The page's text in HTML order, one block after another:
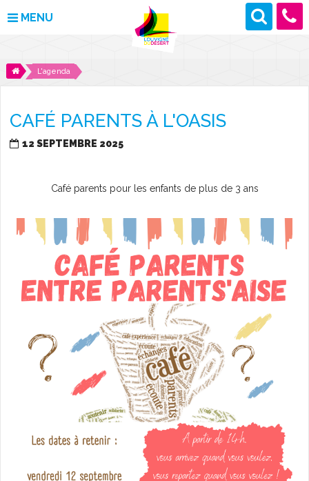
MENU
MAIRIE
DÉCOUVRIR LOUVIGNÉ
ENFANCE ET JEUNESSE
DES PROJETS POUR DEMAIN
CONTACT
ACTUALITÉS
L'AGENDA
L'agenda
CAFÉ PARENTS À L'OASIS
12 SEPTEMBRE 2025
Café parents pour les enfants de plus de 3 ans